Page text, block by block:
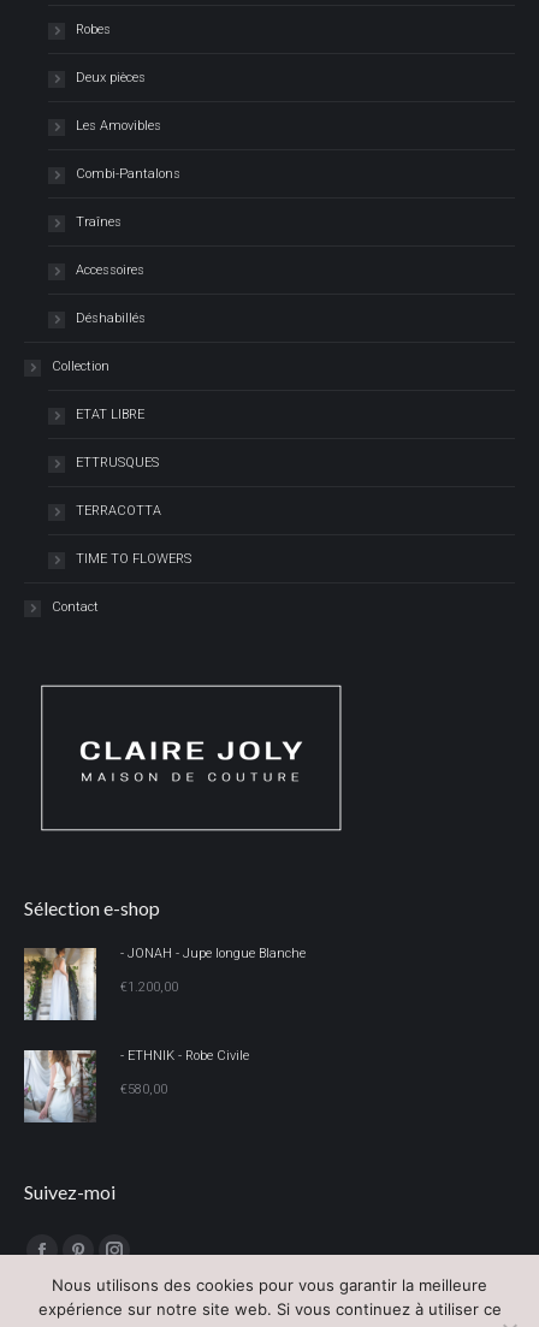
Robes
Deux pièces
Les Amovibles
Combi-Pantalons
Traînes
Accessoires
Déshabillés
Collection
ETAT LIBRE
ETTRUSQUES
TERRACOTTA
TIME TO FLOWERS
Contact
Sélection e-shop
- JONAH - Jupe longue Blanche
€1.200,00
- ETHNIK - Robe Civile
€580,00
Suivez-moi
Trouvez nous sur :
page page page
Nous utilisons des cookies pour vous garantir la meilleure
expérience sur notre site web. Si vous continuez à utiliser ce